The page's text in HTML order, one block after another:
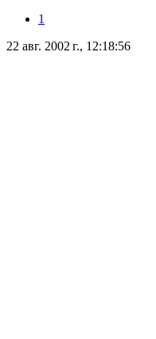
1
22 авг. 2002 г., 12:18:56